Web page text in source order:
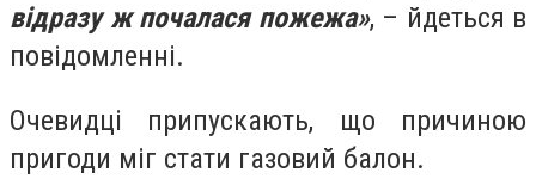
відразу ж почалася пожежа», – йдеться в
повідомленні.
Очевидці припускають, що причиною
пригоди міг стати газовий балон.